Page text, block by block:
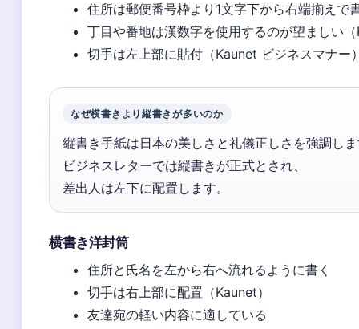
住所は郵便番号枠より1文字下から右端揃えで
丁目や番地は漢数字を使用するのが望ましい
切手は左上部に貼付（Kaunet ビジネスマナー
なぜ横書きより縦書きが多いのか
縦書き手紙は日本の美しさと礼儀正しさを強調し
ビジネスレターでは縦書きが正式とされ、
差出人は左下に配置します。
横書き洋封筒
住所と氏名を左から右へ流れるように書く
切手は右上部に配置（Kaunet）
友達宛の軽い内容に適している